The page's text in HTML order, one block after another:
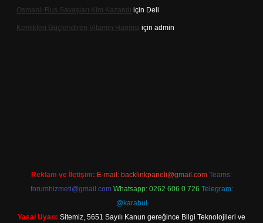
Osmanlı Rus Savaşları Kim Kazandı için Deli
Kemikleri Güçlendiren Vitamin Hangisi için admin
Reklam ve İletişim: E-mail: backlinkpaneli@gmail.com Teams:
forumhizmeti@gmail.com Whatsapp: 0262 606 0 726 Telegram:
@karabul
Yasal Uyarı: Sitemiz, 5651 Sayılı Kanun gereğince Bilgi Teknolojileri ve